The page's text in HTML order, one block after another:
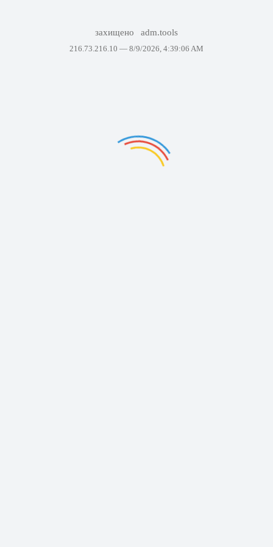
захищено adm.tools
216.73.216.10 — 8/9/2026, 4:39:06 AM